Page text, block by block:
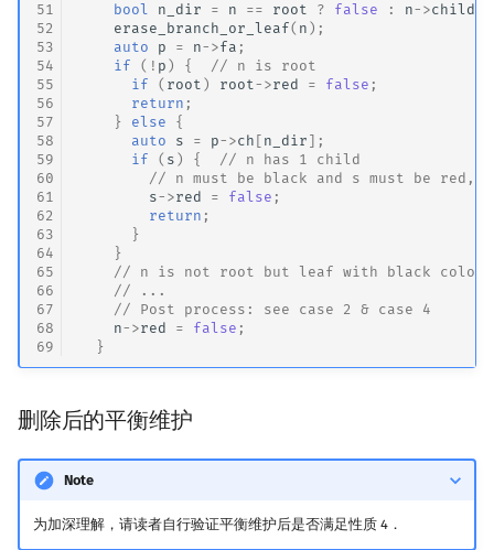
51
52
53
54
55
56
57
58
59
60
61
62
63
64
65
66
67
68
69
bool
n_dir = n == root ? false : n->
erase_branch_or_leaf( n );
auto
p = n->fa ;
if
( ! p ) {
// n is root
if
( root ) root ->red = false ;
return ;
}
else
{
auto
s = p->ch [ n_dir ];
if
( s ) {
// n has 1 child
// n must be black and s must be red,
s->red = false ;
return ;
}
}
// n is not root but leaf with black color,
// ...
// Post process: see case 2 & case 4
n->red = false ;
}
删除后的平衡维护
Note
为加深理解，请读者自行验证平衡维护后是否满足性质 4．